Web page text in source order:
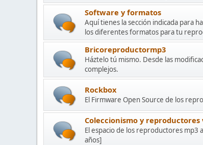
Software y formatos
Aquí tienes la sección indicada para
los diferentes formatos para tu
Bricoreproductormp3
Háztelo tú mismo. Desde las
complejos.
Rockbox
El Firmware Open Source de los
Coleccionismo y reproductores
El espacio de los reproductores mp3
años]